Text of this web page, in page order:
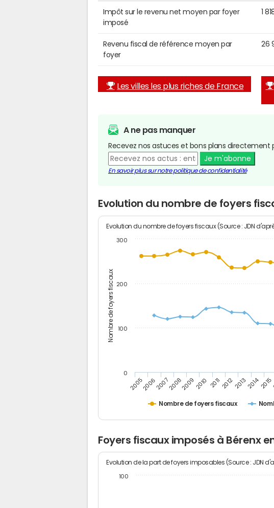
Impôt sur le revenu net moyen par foyer
imposé
1
Revenu fiscal de référence moyen par
foyer
26
Les villes les plus riches de France
A ne pas manquer
Recevez nos astuces et bons plans directement
Je m'abonne
En savoir plus sur notre politique de confidentialité
Evolution du nombre de foyers
Nombre de foyers fiscaux
Evolution du nombre de foyers fiscaux (Source : JDN
Nombre de foyers fiscaux
200520062007200820092010 20112012201320142015
0
100
200
300
Foyers fiscaux imposés à Bérenx
Evolution de la part de foyers imposables (Source : JDN
100